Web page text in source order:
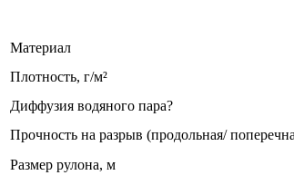
Материал
Плотность, г/м²
Диффузия водяного пара?
Прочность на разрыв (продольная/
Размер рулона, м